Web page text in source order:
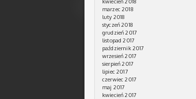
kwiecień 2018
marzec 2018
luty 2018
styczeń 2018
grudzień 2017
listopad 2017
październik 2017
wrzesień 2017
sierpień 2017
lipiec 2017
czerwiec 2017
maj 2017
kwiecień 2017